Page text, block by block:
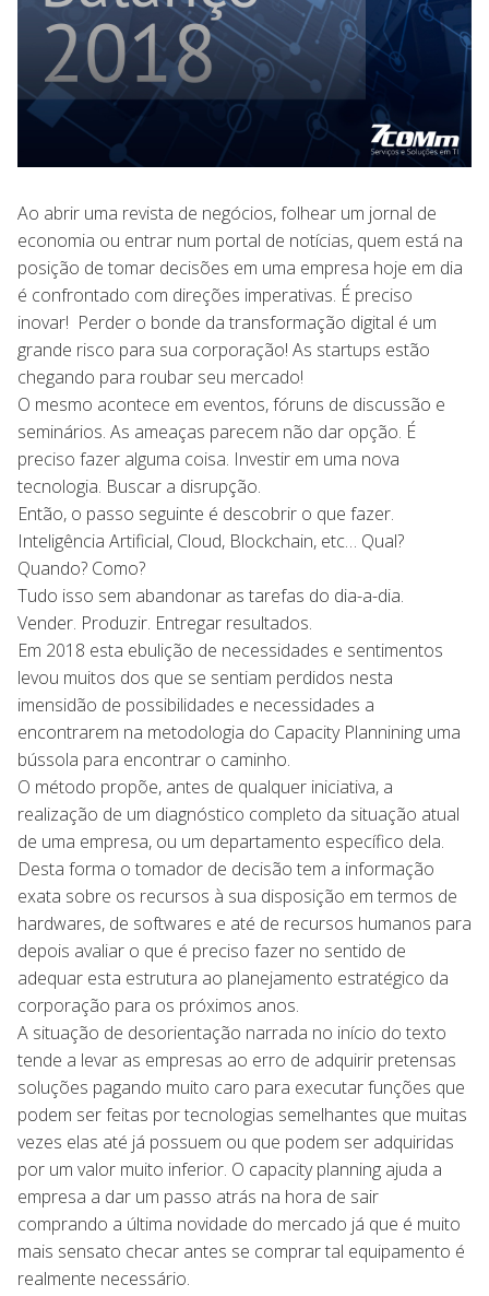
Ao abrir uma revista de negócios, folhear um jornal de
economia ou entrar num portal de notícias, quem está na
posição de tomar decisões em uma empresa hoje em dia
é confrontado com direções imperativas. É preciso
inovar! Perder o bonde da transformação digital é um
grande risco para sua corporação! As startups estão
chegando para roubar seu mercado!
O mesmo acontece em eventos, fóruns de discussão e
seminários. As ameaças parecem não dar opção. É
preciso fazer alguma coisa. Investir em uma nova
tecnologia. Buscar a disrupção.
Então, o passo seguinte é descobrir o que fazer.
Inteligência Artificial, Cloud, Blockchain, etc… Qual?
Quando? Como?
Tudo isso sem abandonar as tarefas do dia-a-dia.
Vender. Produzir. Entregar resultados.
Em 2018 esta ebulição de necessidades e sentimentos
levou muitos dos que se sentiam perdidos nesta
imensidão de possibilidades e necessidades a
encontrarem na metodologia do Capacity Plannining uma
bússola para encontrar o caminho.
O método propõe, antes de qualquer iniciativa, a
realização de um diagnóstico completo da situação atual
de uma empresa, ou um departamento específico dela.
Desta forma o tomador de decisão tem a informação
exata sobre os recursos à sua disposição em termos de
hardwares, de softwares e até de recursos humanos para
depois avaliar o que é preciso fazer no sentido de
adequar esta estrutura ao planejamento estratégico da
corporação para os próximos anos.
A situação de desorientação narrada no início do texto
tende a levar as empresas ao erro de adquirir pretensas
soluções pagando muito caro para executar funções que
podem ser feitas por tecnologias semelhantes que muitas
vezes elas até já possuem ou que podem ser adquiridas
por um valor muito inferior. O capacity planning ajuda a
empresa a dar um passo atrás na hora de sair
comprando a última novidade do mercado já que é muito
mais sensato checar antes se comprar tal equipamento é
realmente necessário.